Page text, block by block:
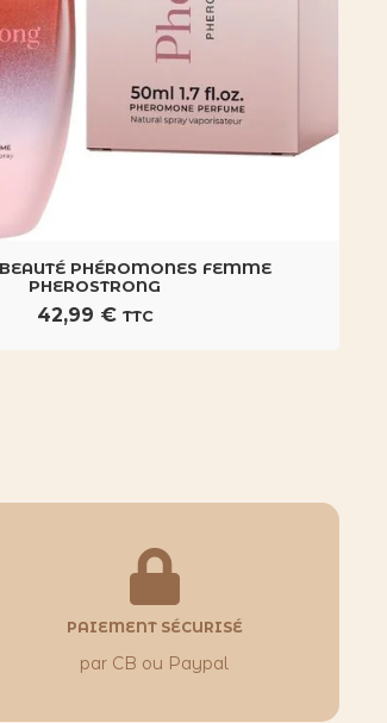
PHÉROMONES FEMME
PHEROSTRONG
42,99 € TTC
PAIEMENT SÉCURISÉ
par CB ou Paypal